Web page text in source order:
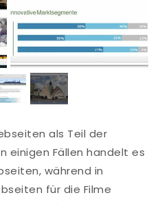
als Teil der
einigen Fällen handelt es
während in
für die Filme